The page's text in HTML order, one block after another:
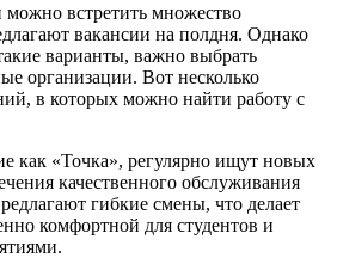
встретить множество
вакансии на полдня. Однако
варианты, важно выбрать
организации. Вот несколько
в которых можно найти работу с
как «Точка», регулярно ищут новых
качественного обслуживания
гибкие смены, что делает
комфортной для студентов и